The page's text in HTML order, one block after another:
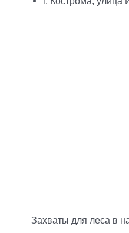
Захваты для леса в